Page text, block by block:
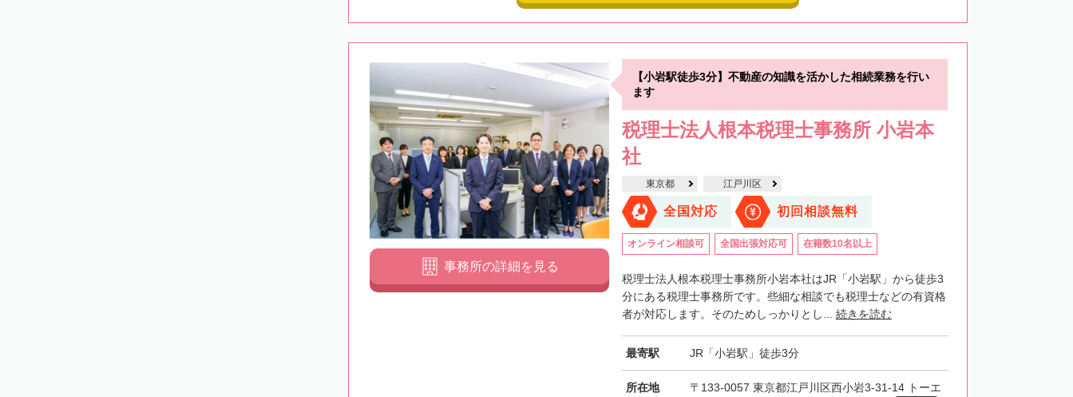
【小岩駅徒歩3分】不動産の知識を活かした相続業務を行い
ます
税理士法人根本税理士事務所 小岩本
社
東京都 江戸川区
全国対応 初回相談無料
オンライン相談可 全国出張対応可 在籍数10名以上
税理士法人根本税理士事務所小岩本社はJR「小岩駅」から徒歩3
分にある税理士事務所です。些細な相談でも税理士などの有資格
者が対応します。そのためしっかりとし... 続きを読む
最寄駅 JR「小岩駅」徒歩3分
所在地
〒133-0057 東京都江戸川区西小岩3-31-14 トーエ
事務所の詳細を見る